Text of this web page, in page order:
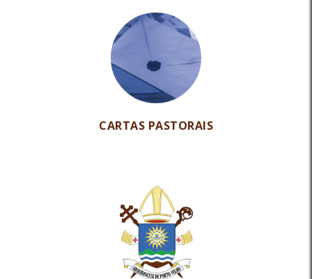
CARTAS PASTORAIS